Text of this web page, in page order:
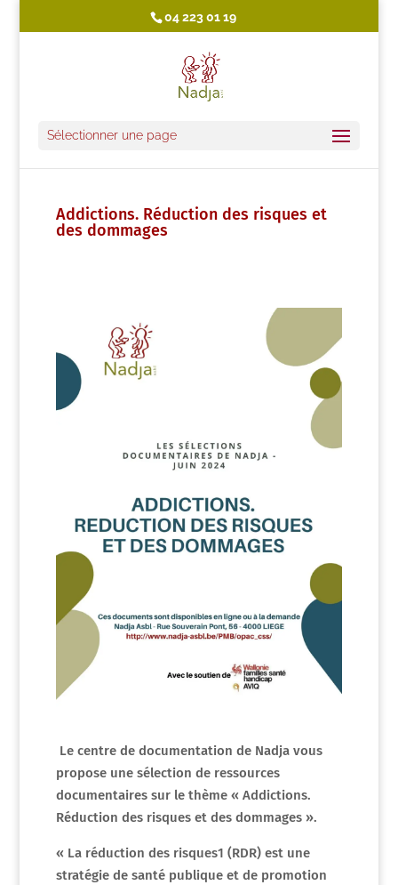
04 223 01 19
Sélectionner une page
Addictions. Réduction des risques et
des dommages
Le centre de documentation de Nadja vous
propose une sélection de ressources
documentaires sur le thème « Addictions.
Réduction des risques et des dommages ».
« La réduction des risques1 (RDR) est une
stratégie de santé publique et de promotion